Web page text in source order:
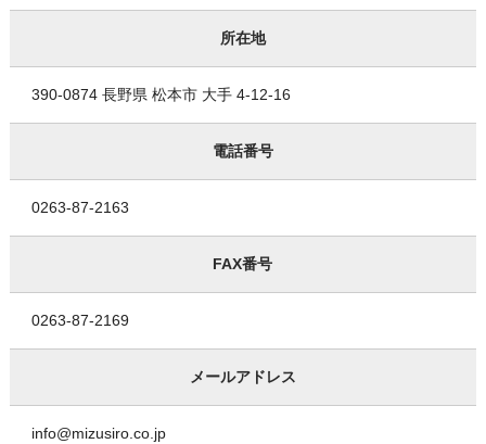
所在地
390-0874 長野県 松本市 大手 4-12-16
電話番号
0263-87-2163
FAX番号
0263-87-2169
メールアドレス
info@mizusiro.co.jp